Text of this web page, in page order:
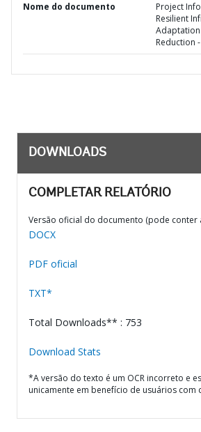
Nome do documento
Project
Resilient
Reduction
DOWNLOADS
COMPLETAR RELATÓRIO
Versão oficial do documento (pode conter
DOCX
PDF oficial
TXT*
Total Downloads** : 753
Download Stats
*A versão do texto é um OCR incorreto e
unicamente em benefício de usuários com